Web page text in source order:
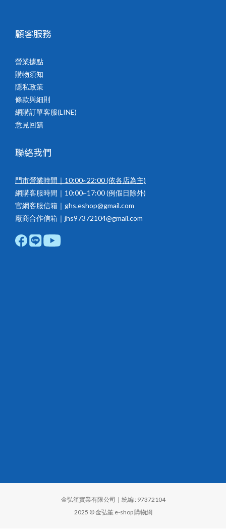
顧客服務
營業據點
購物須知
隱私政策
條款與細則
網購訂單客服(LINE)
意見回饋
聯絡我們
門市營業時間｜10:00~22:00(依各店為主)
網購客服時間｜10:00~17:00 (例假日除外)
官網客服信箱｜ghs.eshop@gmail.com
廠商合作信箱｜jhs97372104@gmail.com
金弘笙實業有限公司｜統編 : 97372104
2025 © 金弘笙 e-shop 購物網